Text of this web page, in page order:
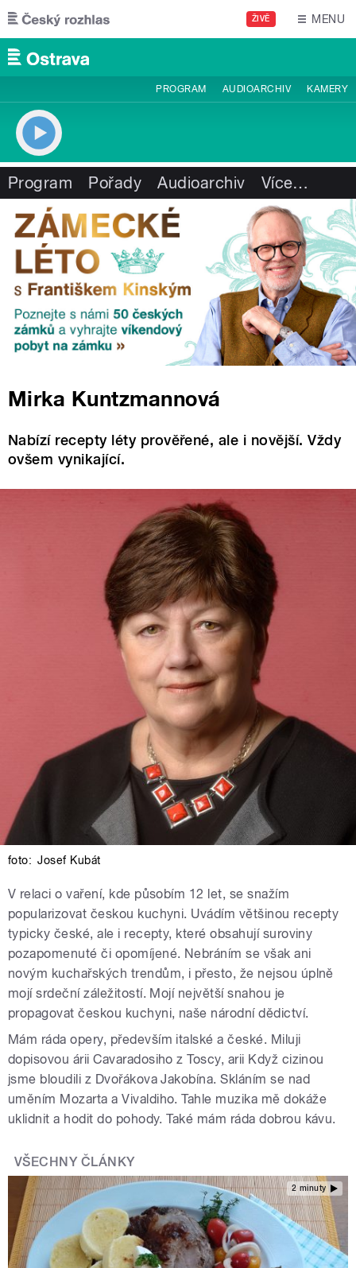
Přejít k hlavnímu obsahu
ŽIVĚ MENU
PROGRAM AUDIOARCHIV KAMERY
Program Pořady Audioarchiv Více…
Mirka Kuntzmannová
Nabízí recepty léty prověřené, ale i novější. Vždy
ovšem vynikající.
foto: Josef Kubát
V relaci o vaření, kde působím 12 let, se snažím
popularizovat českou kuchyni. Uvádím většinou recepty
typicky české, ale i recepty, které obsahují suroviny
pozapomenuté či opomíjené. Nebráním se však ani
novým kuchařských trendům, i přesto, že nejsou úplně
mojí srdeční záležitostí. Mojí největší snahou je
propagovat českou kuchyni, naše národní dědictví.
Mám ráda opery, především italské a české. Miluji
dopisovou árii Cavaradosiho z Toscy, arii Když cizinou
jsme bloudili z Dvořákova Jakobína. Skláním se nad
uměním Mozarta a Vivaldiho. Tahle muzika mě dokáže
uklidnit a hodit do pohody. Také mám ráda dobrou kávu.
VŠECHNY ČLÁNKY
2 minuty